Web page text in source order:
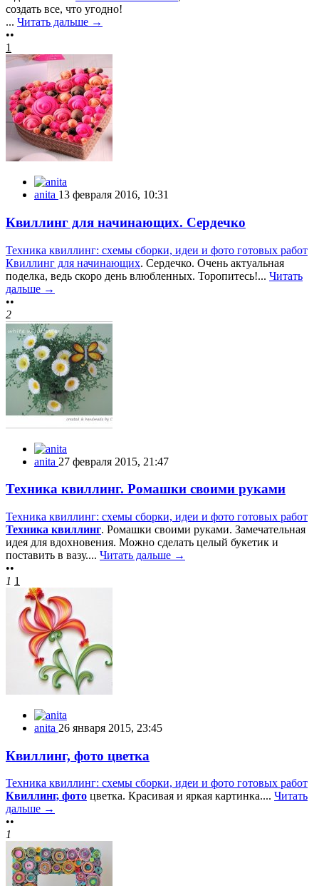
создать все, что угодно!
... Читать дальше →
••
1
anita 13 февраля 2016, 10:31
Квиллинг для начинающих. Сердечко
Техника квиллинг: схемы сборки, идеи и фото готовых работ
Квиллинг для начинающих. Сердечко. Очень актуальная
поделка, ведь скоро день влюбленных. Торопитесь!... Читать
дальше →
••
2
anita 27 февраля 2015, 21:47
Техника квиллинг. Ромашки своими руками
Техника квиллинг: схемы сборки, идеи и фото готовых работ
Техника квиллинг. Ромашки своими руками. Замечательная
идея для вдохновения. Можно сделать целый букетик и
поставить в вазу.... Читать дальше →
••
1 1
anita 26 января 2015, 23:45
Квиллинг, фото цветка
Техника квиллинг: схемы сборки, идеи и фото готовых работ
Квиллинг, фото цветка. Красивая и яркая картинка.... Читать
дальше →
••
1